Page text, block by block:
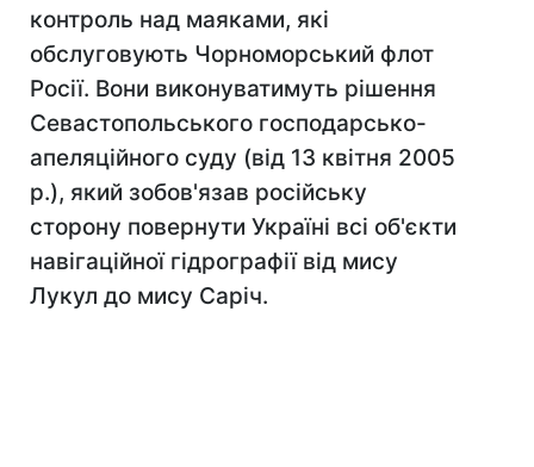
контроль над маяками, які
обслуговують Чорноморський флот
Росії. Вони виконуватимуть рішення
Севастопольського господарсько-
апеляційного суду (від 13 квітня 2005
р.), який зобов'язав російську
сторону повернути Україні всі об'єкти
навігаційної гідрографії від мису
Лукул до мису Саріч.